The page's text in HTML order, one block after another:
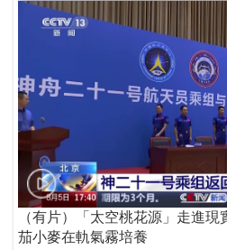
（有片）「太空桃花源」走進
茄小麥在軌氣霧培養